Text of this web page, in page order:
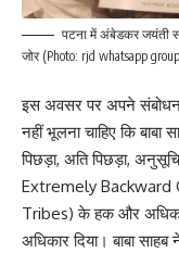
पटना में अंबेडकर जयंती
जोर (Photo: rjd whatsapp
इस अवसर पर अपने संबोधन
नहीं भूलना चाहिए कि
पिछड़ा, अति पिछड़ा,
Extremely Backward
Tribes) के हक और
अधिकार दिया। बाबा